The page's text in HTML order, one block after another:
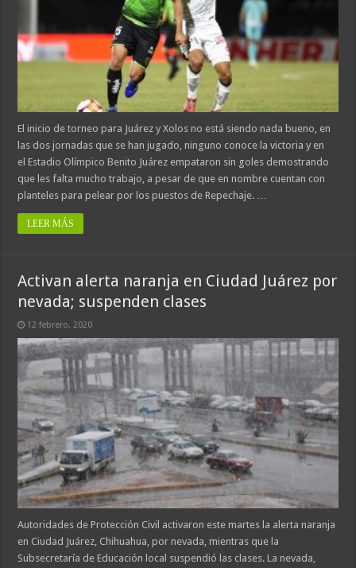
El inicio de torneo para Juárez y Xolos no está siendo nada bueno, en
las dos jornadas que se han jugado, ninguno conoce la victoria y en
el Estadio Olímpico Benito Juárez empataron sin goles demostrando
que les falta mucho trabajo, a pesar de que en nombre cuentan con
planteles para pelear por los puestos de Repechaje. …
LEER MÁS
Activan alerta naranja en Ciudad Juárez por
nevada; suspenden clases
12 febrero, 2020
Autoridades de Protección Civil activaron este martes la alerta naranja
en Ciudad Juárez, Chihuahua, por nevada, mientras que la
Subsecretaría de Educación local suspendió las clases. La nevada,